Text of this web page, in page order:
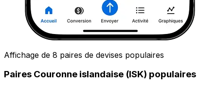
Affichage de 8 paires de devises populaires
Paires Couronne islandaise (ISK) populaires